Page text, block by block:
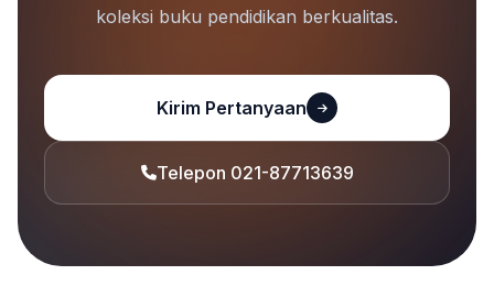
koleksi buku pendidikan berkualitas.
Kirim Pertanyaan
Telepon 021-87713639